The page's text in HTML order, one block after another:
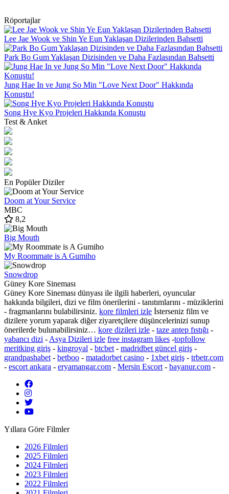
Röportajlar
Lee Jae Wook ve Shin Ye Eun Yaklaşan Dizilerinden Bahsetti
Park Bo Gum Yaklaşan Dizisinden ve Daha Fazlasından Bahsetti
Jung Hae In ve Jung So Min "Love Next Door" Hakkında
Konuştu!
Song Hye Kyo Projeleri Hakkında Konuştu
Test & Anket
En Popüler Diziler
Doom at Your Service
MBC
8,2
Big Mouth
My Roommate is A Gumiho
Snowdrop
Güney Kore Sineması
Güney Kore Sineması dünyası ile ilgili haberleri, oyuncular
hakkında bilgileri, dizi ve film önerilerini - tanıtımlarını - müziklerini
- fragmanlarını bulabilirsiniz. kore filmleri izle İsterseniz film ve
dizilere yorum yaparak diğer ziyaretçilere düşüncelerinizi sunup
önerilerde bulunabilirsiniz… kore dizileri izle - taze antep fıstığı -
yabancı dizi -Asya Dizileri izle free instagram likes -topfollow
meritking giriş - kingroyal - btcbet- madridbet güncel giriş -
grandpashabet- betboo - matadorbet casino - 1xbet giriş - trbetr.com
- escort ankara - eryamangar.com - Mersin Escort- bayanur.com -
Yıllara Göre Filmler
2026 Filmleri
2025 Filmleri
2024 Filmleri
2023 Filmleri
2022 Filmleri